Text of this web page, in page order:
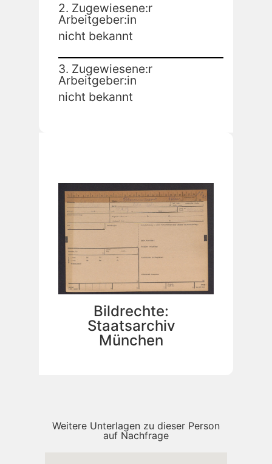
2. Zugewiesene:r
Arbeitgeber:in
nicht bekannt
3. Zugewiesene:r
Arbeitgeber:in
nicht bekannt
Bildrechte:
Staatsarchiv
München
Weitere Unterlagen zu dieser Person
auf Nachfrage